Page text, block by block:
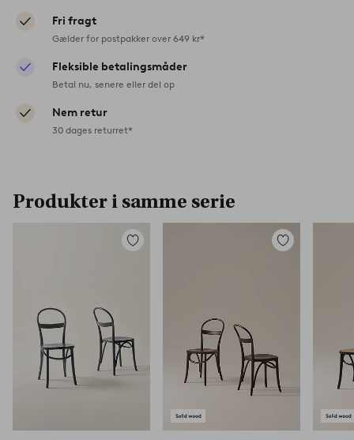
Fri fragt
Gælder for postpakker over 649 kr*
Fleksible betalingsmåder
Betal nu, senere eller del op
Nem retur
30 dages returret*
Produkter i samme serie
Tilføj
Tilføj